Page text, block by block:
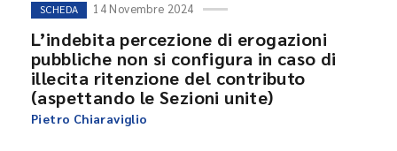
SCHEDA 14 Novembre 2024
L’indebita percezione di erogazioni
pubbliche non si configura in caso di
illecita ritenzione del contributo
(aspettando le Sezioni unite)
Pietro Chiaraviglio